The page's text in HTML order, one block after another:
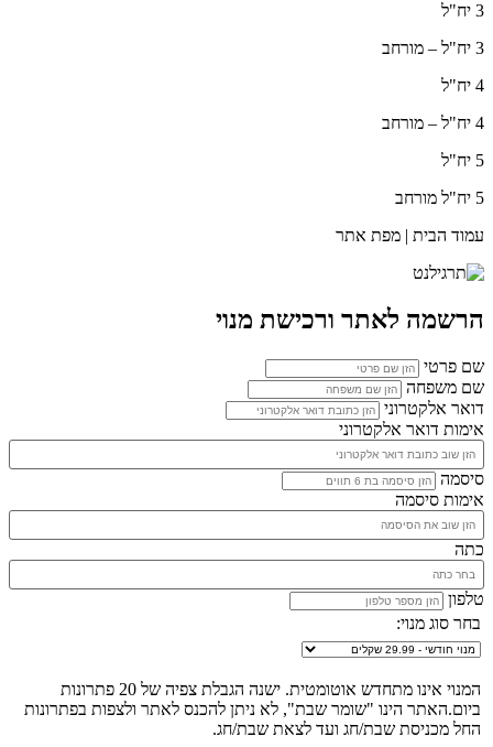
3 יח"ל
3 יח"ל – מורחב
4 יח"ל
4 יח"ל – מורחב
5 יח"ל
5 יח"ל מורחב
עמוד הבית | מפת אתר
הרשמה לאתר ורכישת מנוי
שם פרטי
שם משפחה
דואר אלקטרוני
אימות דואר אלקטרוני
סיסמה
אימות סיסמה
כתה
טלפון
בחר סוג מנוי:
המנוי אינו מתחדש אוטומטית. ישנה הגבלת צפיה של 20 פתרונות
ביום.האתר הינו "שומר שבת", לא ניתן להכנס לאתר ולצפות בפתרונות
החל מכניסת שבת/חג ועד לצאת שבת/חג.